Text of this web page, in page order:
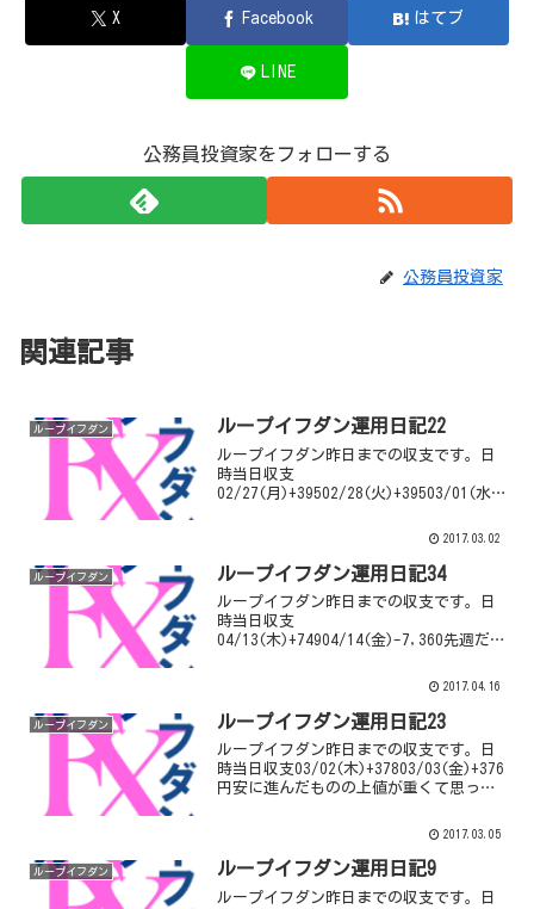
X Facebook はてブ
LINE
公務員投資家をフォローする
公務員投資家
関連記事
ループイフダン ループイフダン運用日記22
ループイフダン昨日までの収支です。日
時当日収支
02/27(月)+39502/28(火)+39503/01(水)+
に動きましたね。先週からずっと持って
た。それ以上に...
2017.03.02
ループイフダン ループイフダン運用日記34
ループイフダン昨日までの収支です。日
時当日収支
04/13(木)+74904/14(金)-7,360先週だけ
スカットが計6回ありました。さすがにこ
グを稼働させているとヤ...
2017.04.16
ループイフダン ループイフダン運用日記23
ループイフダン昨日までの収支です。日
時当日収支03/02(木)+37803/03(金)+376
円安に進んだものの上値が重くて思った
ら持っていたポジションをいくつか決済
できたのでよかったです。累計確定利益
¥...
2017.03.05
ループイフダン ループイフダン運用日記9
ループイフダン昨日までの収支です。日